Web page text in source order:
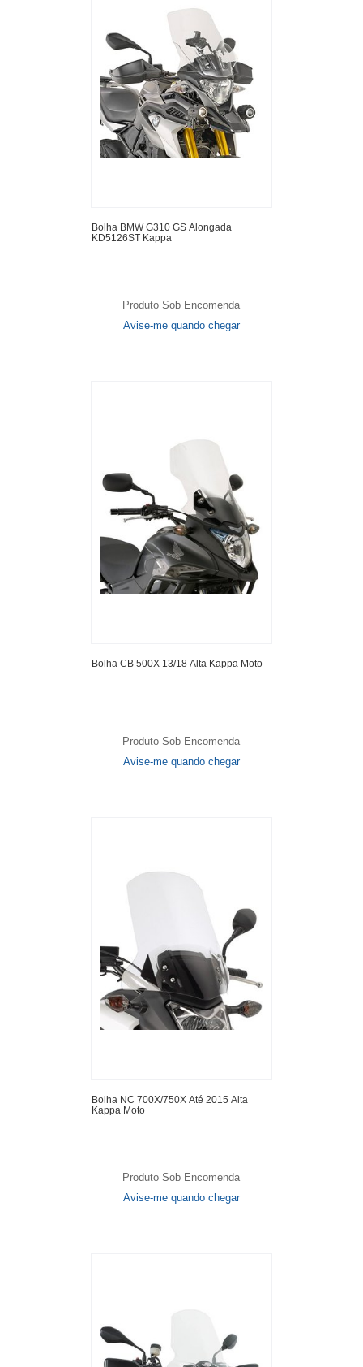
Bolha BMW G310 GS Alongada
KD5126ST Kappa
Produto Sob Encomenda
Avise-me quando chegar
Bolha CB 500X 13/18 Alta Kappa Moto
Produto Sob Encomenda
Avise-me quando chegar
Bolha NC 700X/750X Até 2015 Alta
Kappa Moto
Produto Sob Encomenda
Avise-me quando chegar